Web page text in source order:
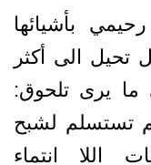
بأشيائها
الى أكثر
يرى تلحوق:
تستسلم لشبح
اللا انتماء